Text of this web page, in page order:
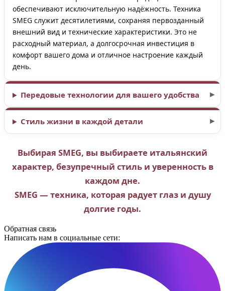
обеспечивают исключительную надёжность. Техника
SMEG служит десятилетиями, сохраняя первозданный
внешний вид и технические характеристики. Это не
расходный материал, а долгосрочная инвестиция в
комфорт вашего дома и отличное настроение каждый
день.
Передовые технологии для вашего удобства
Стиль жизни в каждой детали
Выбирая SMEG, вы выбираете итальянский
характер, безупречный стиль и уверенность в
каждом дне.
SMEG — техника, которая радует глаз и душу
долгие годы.
Обратная связь
Написать нам в социальные сети: